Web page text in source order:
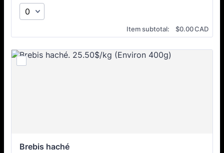
Item subtotal: $0.00 CAD
$0.00CAD
Brebis haché